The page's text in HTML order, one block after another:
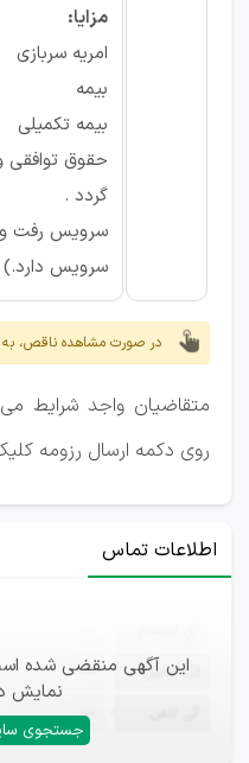
مزایا:
امریه سربازی
بیمه
بیمه تکمیلی
حقوق
گردد .
سرویس رفت
سرویس دارد.)
در صورت مشاهده ناقص،
متقاضیان واجد شرایط
روی دکمه ارسال رزومه
اطلاعات تماس
این آگهی منقضی شده
نمایش
جستجوی
ایمیل —
—